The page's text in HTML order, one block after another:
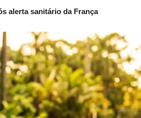
alerta sanitário da França